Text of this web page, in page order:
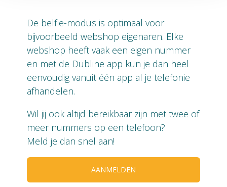
De belfie-modus is optimaal voor
bijvoorbeeld webshop eigenaren. Elke
webshop heeft vaak een eigen nummer
en met de Dubline app kun je dan heel
eenvoudig vanuit één app al je telefonie
afhandelen.
Wil jij ook altijd bereikbaar zijn met twee of
meer nummers op een telefoon?
Meld je dan snel aan!
AANMELDEN